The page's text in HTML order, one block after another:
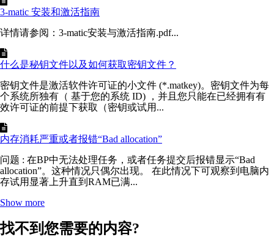
3-matic 安装和激活指南
详情请参阅：3-matic安装与激活指南.pdf...
什么是秘钥文件以及如何获取密钥文件？
密钥文件是激活软件许可证的小文件 (*.matkey)。密钥文件为每
个系统所独有（ 基于您的系统 ID) ，并且您只能在已经拥有有
效许可证的前提下获取（密钥或试用...
内存消耗严重或者报错“Bad allocation”
问题 : 在BP中无法处理任务，或者任务提交后报错显示“Bad
allocation”。这种情况只偶尔出现。 在此情况下可观察到电脑内
存试用显著上升直到RAM已满...
Show more
找不到您需要的内容?